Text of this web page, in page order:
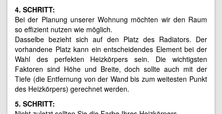
4. SCHRITT:
Bei der Planung unserer Wohnung möchten wir den Raum
so effizient nutzen wie möglich.
Dasselbe bezieht sich auf den Platz des Radiators. Der
vorhandene Platz kann ein entscheidendes Element bei der
Wahl des perfekten Heizkörpers sein. Die wichtigsten
Faktoren sind Höhe und Breite, doch sollte auch mit der
Tiefe (die Entfernung von der Wand bis zum weitesten Punkt
des Heizkörpers) gerechnet werden.
5. SCHRITT: